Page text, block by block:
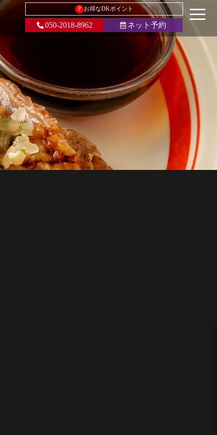
P お得なDKポイント
050-2018-8962 ネット予約